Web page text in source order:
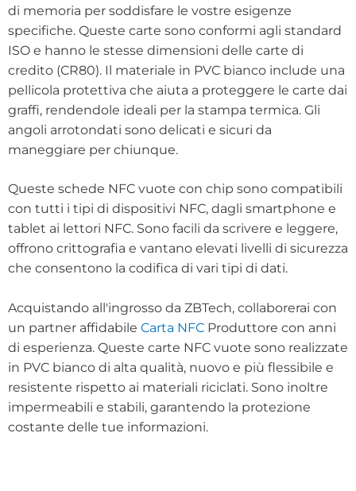
di memoria per soddisfare le vostre esigenze
specifiche. Queste carte sono conformi agli standard
ISO e hanno le stesse dimensioni delle carte di
credito (CR80). Il materiale in PVC bianco include una
pellicola protettiva che aiuta a proteggere le carte dai
graffi, rendendole ideali per la stampa termica. Gli
angoli arrotondati sono delicati e sicuri da
maneggiare per chiunque.
Queste schede NFC vuote con chip sono compatibili
con tutti i tipi di dispositivi NFC, dagli smartphone e
tablet ai lettori NFC. Sono facili da scrivere e leggere,
offrono crittografia e vantano elevati livelli di sicurezza
che consentono la codifica di vari tipi di dati.
Acquistando all'ingrosso da ZBTech, collaborerai con
un partner affidabile Carta NFC Produttore con anni
di esperienza. Queste carte NFC vuote sono realizzate
in PVC bianco di alta qualità, nuovo e più flessibile e
resistente rispetto ai materiali riciclati. Sono inoltre
impermeabili e stabili, garantendo la protezione
costante delle tue informazioni.